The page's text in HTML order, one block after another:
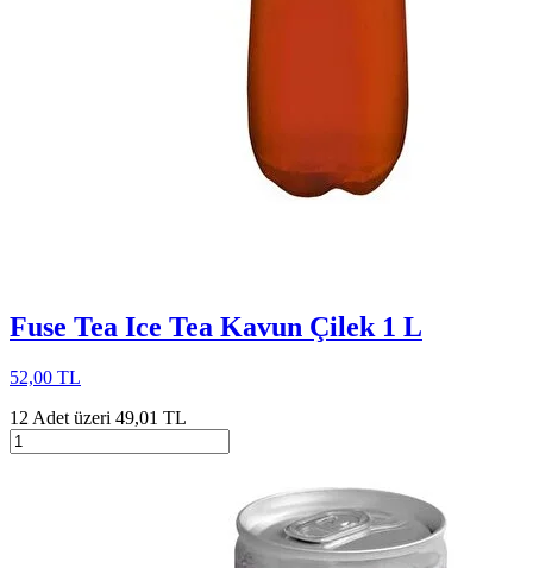
Fuse Tea Ice Tea Kavun Çilek 1 L
52,00 TL
12 Adet üzeri 49,01 TL